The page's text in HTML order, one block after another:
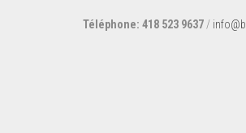
Téléphone: 418 523 9637 /